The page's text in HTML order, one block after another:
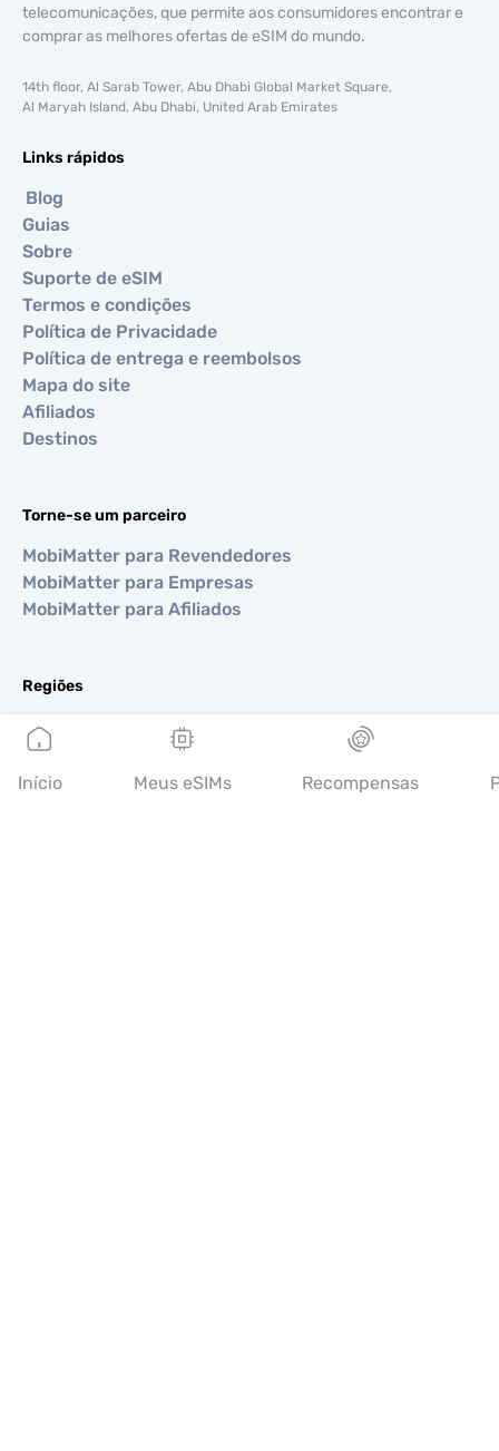
telecomunicações, que permite aos consumidores encontrar e
comprar as melhores ofertas de eSIM do mundo.
14th floor, Al Sarab Tower, Abu Dhabi Global Market Square,
Al Maryah Island, Abu Dhabi, United Arab Emirates
Links rápidos
Blog
Guias
Sobre
Suporte de eSIM
Termos e condições
Política de Privacidade
Política de entrega e reembolsos
Mapa do site
Afiliados
Destinos
Torne-se um parceiro
MobiMatter para Revendedores
MobiMatter para Empresas
MobiMatter para Afiliados
Regiões
eSIM para Europa
eSIM para Ásia
eSIM para Américas
Início Meus eSIMs Recompensas